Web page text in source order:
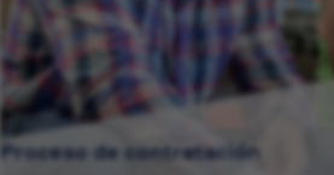
Proceso de contratación